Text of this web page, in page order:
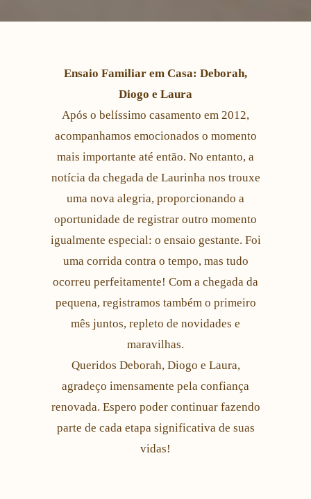
Ensaio Familiar em Casa: Deborah,
Diogo e Laura
Após o belíssimo casamento em 2012,
acompanhamos emocionados o momento
mais importante até então. No entanto, a
notícia da chegada de Laurinha nos trouxe
uma nova alegria, proporcionando a
oportunidade de registrar outro momento
igualmente especial: o ensaio gestante. Foi
uma corrida contra o tempo, mas tudo
ocorreu perfeitamente! Com a chegada da
pequena, registramos também o primeiro
mês juntos, repleto de novidades e
maravilhas.
Queridos Deborah, Diogo e Laura,
agradeço imensamente pela confiança
renovada. Espero poder continuar fazendo
parte de cada etapa significativa de suas
vidas!